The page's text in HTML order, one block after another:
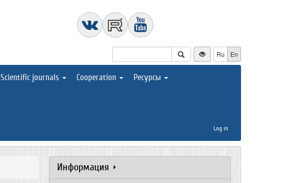
Ru En
Scientific journals Cooperation Ресурсы
Log in
Информация